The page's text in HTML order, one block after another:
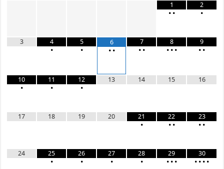
1
• •
2
•
3
4
•
5
•
6
• •
7
• •
8
• • •
9
• •
10
•
11
•
12
•
13 14 15 16
17 18 19 20
21
•
22
• •
23
• •
24
25
•
26
•
27
•
28
•
29
• • •
30
• • • •